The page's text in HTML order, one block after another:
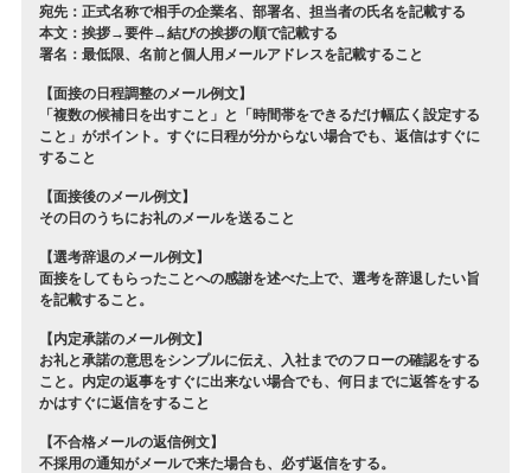
宛先：正式名称で相手の企業名、部署名、担当者の氏名を記載する
本文：挨拶→要件→結びの挨拶の順で記載する
署名：最低限、名前と個人用メールアドレスを記載すること
【面接の日程調整のメール例文】
「複数の候補日を出すこと」と「時間帯をできるだけ幅広く設定する
こと」がポイント。すぐに日程が分からない場合でも、返信はすぐに
すること
【面接後のメール例文】
その日のうちにお礼のメールを送ること
【選考辞退のメール例文】
面接をしてもらったことへの感謝を述べた上で、選考を辞退したい旨
を記載すること。
【内定承諾のメール例文】
お礼と承諾の意思をシンプルに伝え、入社までのフローの確認をする
こと。内定の返事をすぐに出来ない場合でも、何日までに返答をする
かはすぐに返信をすること
【不合格メールの返信例文】
不採用の通知がメールで来た場合も、必ず返信をする。